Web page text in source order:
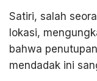
Satiri, salah
lokasi,
bahwa
mendadak ini